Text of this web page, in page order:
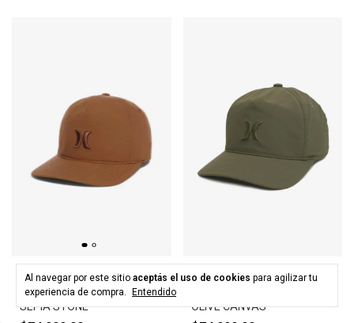
Al navegar por este sitio aceptás el uso de cookies para agilizar tu
experiencia de compra.
Entendido
HURLEY
Gorra HURLEY LEVELS HAT -
SEPIA STONE
HURLEY
OLIVE CANVAS